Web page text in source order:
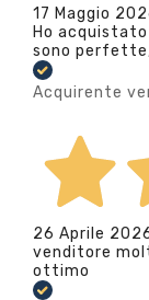
17 Maggio
Ho
sono
Acquirente
26 Aprile
venditore
ottimo